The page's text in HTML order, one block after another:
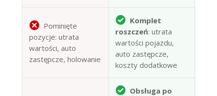
Pominięte
pozycje: utrata
wartości, auto
zastępcze, holowanie
Komplet
roszczeń: utrata
wartości pojazdu,
auto zastępcze,
koszty dodatkowe
Obsługa po